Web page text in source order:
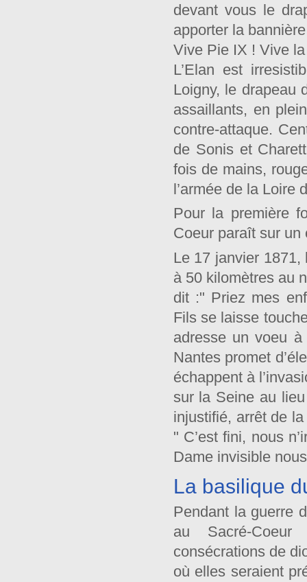
devant vous le
apporter la
Vive Pie IX ! Vive
L’Elan est
Loigny, le drapeau
assaillants, en
contre-attaque.
de Sonis et
fois de mains,
l’armée de la Loire
Pour la première
Coeur paraît sur un
Le 17 janvier
à 50 kilomètres au
dit :" Priez mes
Fils se laisse
adresse un voeu à
Nantes promet
échappent à
sur la Seine au
injustifié, arrêt de
" C’est fini, nous
Dame invisible
La basilique
Pendant la guerre
au Sacré-Coeur
consécrations de
où elles seraient